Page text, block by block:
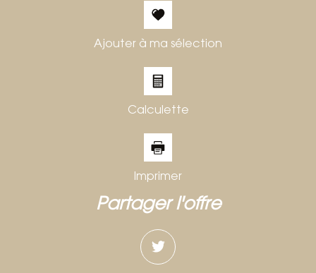
Ajouter à ma sélection
Calculette
Imprimer
partager l'offre